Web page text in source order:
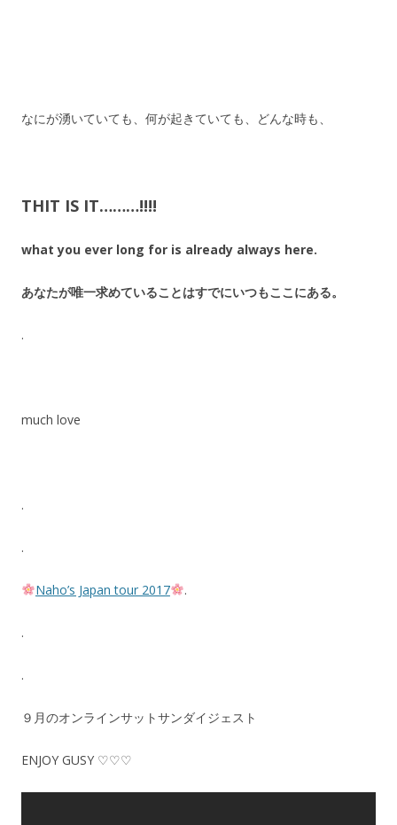
なにが湧いていても、何が起きていても、どんな時も、
THIT IS IT………!!!!
what you ever long for is already always here.
あなたが唯一求めていることはすでにいつもここにある。
.
much love
.
.
Naho’s Japan tour 2017 .
.
.
９月のオンラインサットサンダイジェスト
ENJOY GUSY ♡♡♡